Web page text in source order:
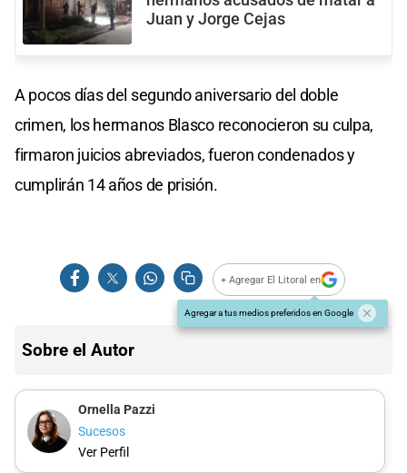
Juan y Jorge Cejas
A pocos días del segundo aniversario del doble
crimen, los hermanos Blasco reconocieron su culpa,
firmaron juicios abreviados, fueron condenados y
cumplirán 14 años de prisión.
+ Agregar El Litoral en
Agregar a tus medios preferidos en Google
Sobre el Autor
Ornella Pazzi
Sucesos
Ver Perfil